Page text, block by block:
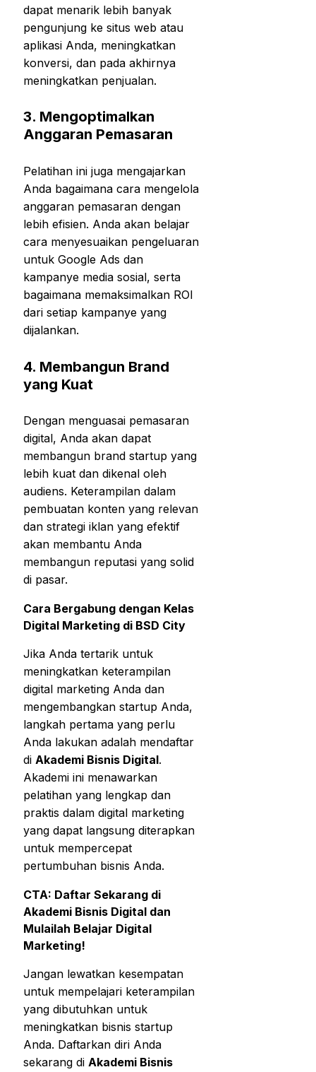
dapat menarik lebih banyak
pengunjung ke situs web atau
aplikasi Anda, meningkatkan
konversi, dan pada akhirnya
meningkatkan penjualan.
3. Mengoptimalkan
Anggaran Pemasaran
Pelatihan ini juga mengajarkan
Anda bagaimana cara mengelola
anggaran pemasaran dengan
lebih efisien. Anda akan belajar
cara menyesuaikan pengeluaran
untuk Google Ads dan
kampanye media sosial, serta
bagaimana memaksimalkan ROI
dari setiap kampanye yang
dijalankan.
4. Membangun Brand
yang Kuat
Dengan menguasai pemasaran
digital, Anda akan dapat
membangun brand startup yang
lebih kuat dan dikenal oleh
audiens. Keterampilan dalam
pembuatan konten yang relevan
dan strategi iklan yang efektif
akan membantu Anda
membangun reputasi yang solid
di pasar.
Cara Bergabung dengan Kelas
Digital Marketing di BSD City
Jika Anda tertarik untuk
meningkatkan keterampilan
digital marketing Anda dan
mengembangkan startup Anda,
langkah pertama yang perlu
Anda lakukan adalah mendaftar
di Akademi Bisnis Digital.
Akademi ini menawarkan
pelatihan yang lengkap dan
praktis dalam digital marketing
yang dapat langsung diterapkan
untuk mempercepat
pertumbuhan bisnis Anda.
CTA: Daftar Sekarang di
Akademi Bisnis Digital dan
Mulailah Belajar Digital
Marketing!
Jangan lewatkan kesempatan
untuk mempelajari keterampilan
yang dibutuhkan untuk
meningkatkan bisnis startup
Anda. Daftarkan diri Anda
sekarang di Akademi Bisnis